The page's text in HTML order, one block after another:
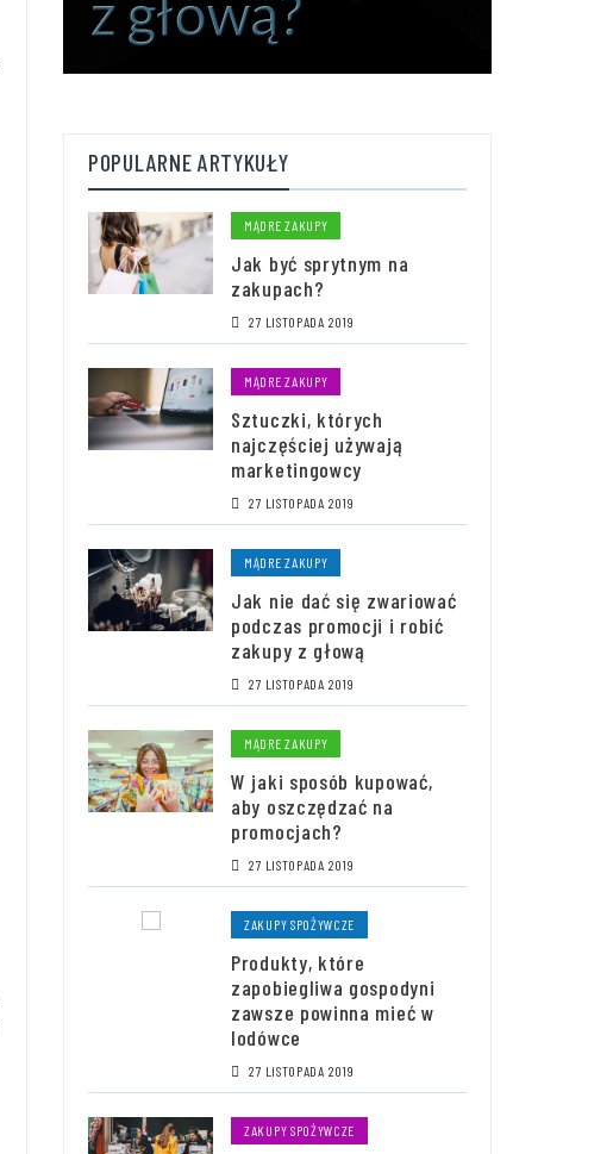
POPULARNE ARTYKUŁY
MĄDRE ZAKUPY
Jak być sprytnym na
zakupach?
27 LISTOPADA 2019
MĄDRE ZAKUPY
Sztuczki, których
najczęściej używają
marketingowcy
27 LISTOPADA 2019
MĄDRE ZAKUPY
Jak nie dać się zwariować
podczas promocji i robić
zakupy z głową
27 LISTOPADA 2019
MĄDRE ZAKUPY
W jaki sposób kupować,
aby oszczędzać na
promocjach?
27 LISTOPADA 2019
ZAKUPY SPOŻYWCZE
Produkty, które
zapobiegliwa gospodyni
zawsze powinna mieć w
lodówce
27 LISTOPADA 2019
ZAKUPY SPOŻYWCZE